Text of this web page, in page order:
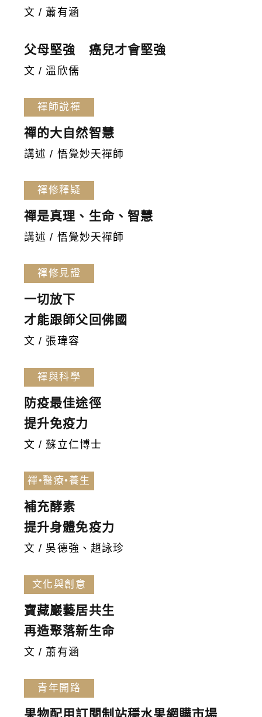
文 / 蕭有涵
父母堅強 癌兒才會堅強
文 / 溫欣儒
禪師說禪
禪的大自然智慧
講述 / 悟覺妙天禪師
禪修釋疑
禪是真理、生命、智慧
講述 / 悟覺妙天禪師
禪修見證
一切放下
才能跟師父回佛國
文 / 張瑋容
禪與科學
防疫最佳途徑
提升免疫力
文 / 蘇立仁博士
禪•醫療•養生
補充酵素
提升身體免疫力
文 / 吳德強、趙詠珍
文化與創意
寶藏巖藝居共生
再造聚落新生命
文 / 蕭有涵
青年開路
果物配用訂閱制站穩水果網購市場